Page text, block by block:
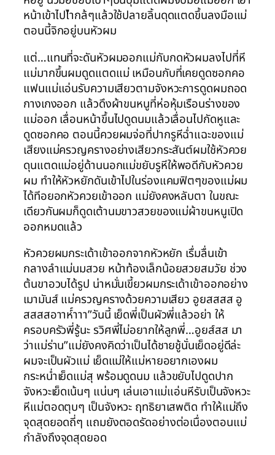
หน้าเข้าไปไำกล้ๆแล้วใช้ปลายลิ้นดุดแตดขึ้นลงมือแม่
ตอนนี้จิกอยู่บนหัวผม
แต่…แทนที่จะดันหัวผมออกแม่กับกดหัวผมลงไปที่หี
แม่มากขึ้นผมดูดแตดแม่ เหมือนกับที่เคยดูดซอกคอ
แฟนแม่แอ่นรับความเสียวตามจังหวะการดูดผมถอด
กางเกงออก แล้วดึงผ้าขนหนูที่ห่อหุ้มเรือนร่างของ
แม่ออก เลื่อนหน้าขึ้นไปดูดนมแล้วเลื่อนไปกัดหูและ
ดูดซอกคอ ตอนนี้ควยผมจ่อที่ปากรูหีฉ่ำแฉะของแม่
เสียงแม่ครวญครางอย่างเสียวกระสันต์ผมใช้หัวควย
ดุนแตดแม่อยู่ด้านนอกแม่ขยับรูหีให้พอดีกับหัวควย
ผม ทำให้หัวหยักดันเข้าไปในร่องแคมฟิตๆของแม่ผม
ได้ทีอยอกหัวควยเข้าออก แม่ยังคงหลับตา ในขณะ
เดียวกันผมก็ดูดเต้านมขาวสวยของแม่ผ้าขนหนูเปิด
ออกหมดแล้ว
หัวควยผมกระเด้าเข้าออกจากหัวหยัก เรื่มลื่นเข้า
กลางลำแม่นมสวย หน้าท้องเล็กน้อยสวยสมวัย ช่วง
ต้นขาอวบได้รูป น่าหมั่นเขี้ยวผมกระเด้าเข้าออกอย่าง
เมามันส์ แม่ครวญครางด้วยความเสียว อูยสสสส อู
สสสสอาาห์์าาา”วันนี้ เย็ดพี่เป็นผัวพี่แล้วอย่า ให้
ครอบครัวพี่รู้นะ รวิศพี่ไม่อยากให้ลูกพี่…อูยส์สส มา
ว่าแม่ร่าน”แม่ยังคงคิดว่าเป็นได้ชายชู้นั่นเย็ดอยู่ดีล่ะ
ผมจะเป็นผัวแม่ เย็ดแม่ให้แม่หายอยากเองผม
กระหน่ำเย็ดแม่สุ พร้อมดูดนม แล้วขยับไปดูดปาก
จังหวะเย็ดเน้นๆ แน่นๆ เล่นเอาแม่แอ่นหีรับเป็นจังหวะ
หีแม่ตอดตุบๆ เป็นจังหวะ ฤทธิยาเสพติด ทำให้แม่ถึง
จุดสุดยอดถี่ๆ แถมยังตอดรัดอย่างต่อเนื่องตอนแม่
กำลังถึงจุดสุดยอด